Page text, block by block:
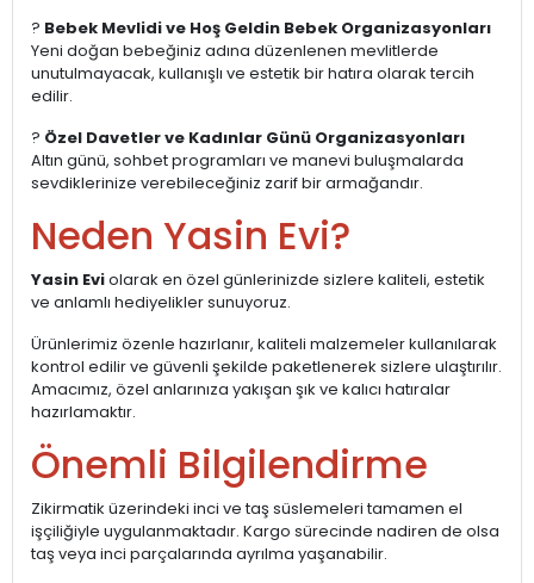
? Bebek Mevlidi ve Hoş Geldin Bebek Organizasyonları
Yeni doğan bebeğiniz adına düzenlenen mevlitlerde
unutulmayacak, kullanışlı ve estetik bir hatıra olarak tercih
edilir.
? Özel Davetler ve Kadınlar Günü Organizasyonları
Altın günü, sohbet programları ve manevi buluşmalarda
sevdiklerinize verebileceğiniz zarif bir armağandır.
Neden Yasin Evi?
Yasin Eviolarak en özel günlerinizde sizlere kaliteli, estetik
ve anlamlı hediyelikler sunuyoruz.
Ürünlerimiz özenle hazırlanır, kaliteli malzemeler kullanılarak
kontrol edilir ve güvenli şekilde paketlenerek sizlere ulaştırılır.
Amacımız, özel anlarınıza yakışan şık ve kalıcı hatıralar
hazırlamaktır.
Önemli Bilgilendirme
Zikirmatik üzerindeki inci ve taş süslemeleri tamamen el
işçiliğiyle uygulanmaktadır. Kargo sürecinde nadiren de olsa
taş veya inci parçalarında ayrılma yaşanabilir.